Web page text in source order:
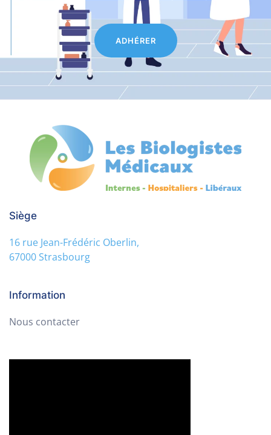
ADHÉRER
Siège
16 rue Jean-Frédéric Oberlin,
67000 Strasbourg
Information
Nous contacter